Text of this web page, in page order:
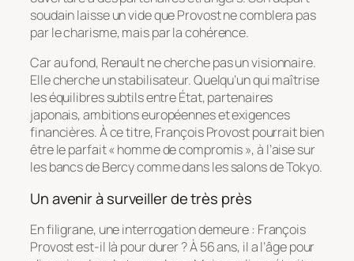
soudain laisse un vide que Provost ne comblera pas
par le charisme, mais par la cohérence.
Car au fond, Renault ne cherche pas un visionnaire.
Elle cherche un stabilisateur. Quelqu’un qui maîtrise
les équilibres subtils entre État, partenaires
japonais, ambitions européennes et exigences
financières. À ce titre, François Provost pourrait bien
être le parfait « homme de compromis », à l’aise sur
les bancs de Bercy comme dans les salons de Tokyo.
Un avenir à surveiller de très près
En filigrane, une interrogation demeure : François
Provost est-il là pour durer ? À 56 ans, il a l’âge pour